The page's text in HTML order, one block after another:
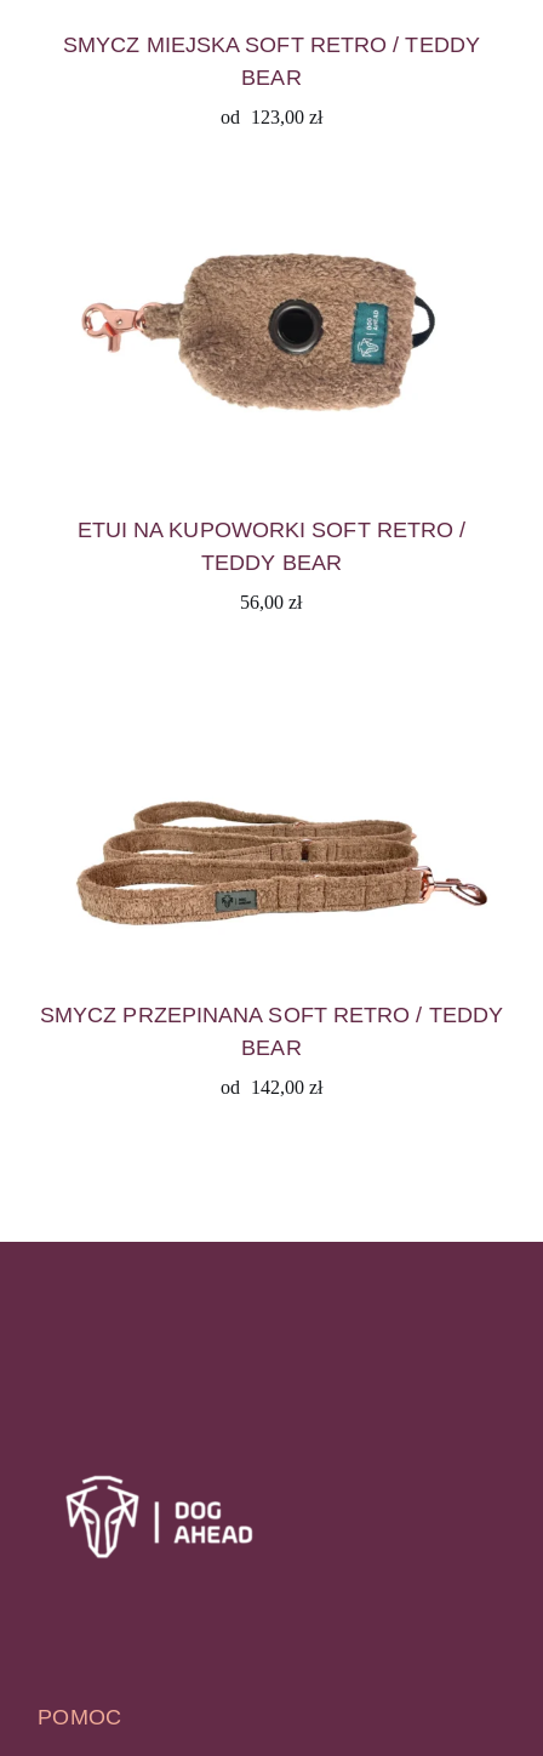
SMYCZ MIEJSKA SOFT RETRO / TEDDY
BEAR
od 123,00 zł
ETUI NA KUPOWORKI SOFT RETRO /
TEDDY BEAR
56,00zł
SMYCZ PRZEPINANA SOFT RETRO / TEDDY
BEAR
od 142,00 zł
POMOC